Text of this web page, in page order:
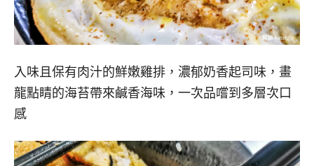
入味且保有肉汁的鮮嫩雞排，濃郁奶香起司味，畫
龍點睛的海苔帶來鹹香海味，一次品嚐到多層次口
感